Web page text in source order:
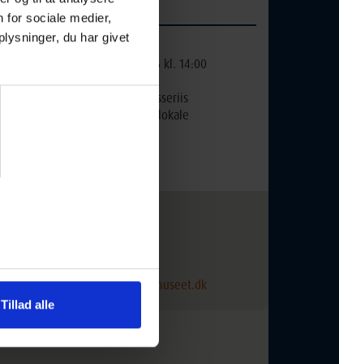
for sociale medier,
du har givet
Tillad alle
5620 Glamsbjerg
Ugedag:
Lørdag
mødegang:
19-09-2026 kl. 14:00
Anders Hasseriis
Udstillingslokale
T: 64 72 28 85
E:aftenskolen@hoervaevsmuseet.dk